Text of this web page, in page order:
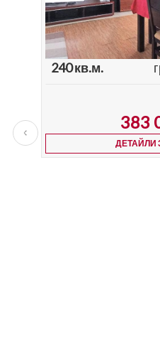
240 кв.м.
383
ДЕТАЙЛИ